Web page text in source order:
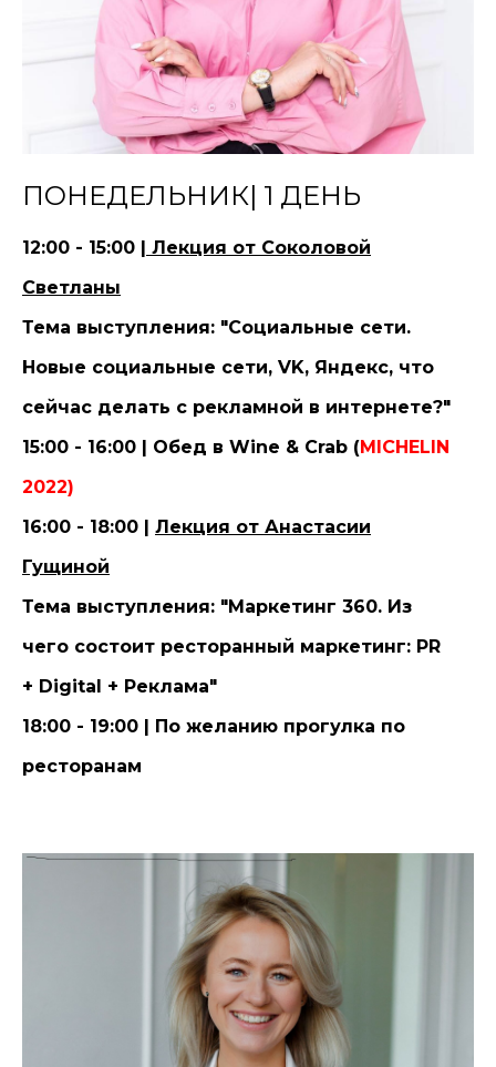
ПОНЕДЕЛЬНИК| 1 ДЕНЬ
12:00 - 15:00 | Лекция от Соколовой
Светланы
Тема выступления: "Социальные сети.
Новые социальные сети, VK, Яндекс, что
сейчас делать с рекламной в интернете?"
15:00 - 16:00 | Обед в Wine & Crab (MICHELIN
2022)
16:00 - 18:00 | Лекция от Анастасии
Гущиной
Тема выступления: "Маркетинг 360. Из
чего состоит ресторанный маркетинг: PR
+ Digital + Реклама"
18:00 - 19:00 | По желанию прогулка по
ресторанам